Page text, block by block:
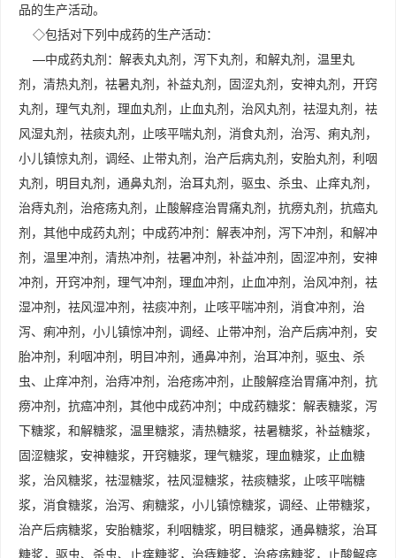
品的生产活动。
◇包括对下列中成药的生产活动：
—中成药丸剂：解表丸丸剂，泻下丸剂，和解丸剂，温里丸
剂，清热丸剂，祛暑丸剂，补益丸剂，固涩丸剂，安神丸剂，开窍
丸剂，理气丸剂，理血丸剂，止血丸剂，治风丸剂，祛湿丸剂，祛
风湿丸剂，祛痰丸剂，止咳平喘丸剂，消食丸剂，治泻、痢丸剂，
小儿镇惊丸剂，调经、止带丸剂，治产后病丸剂，安胎丸剂，利咽
丸剂，明目丸剂，通鼻丸剂，治耳丸剂，驱虫、杀虫、止痒丸剂，
治痔丸剂，治疮疡丸剂，止酸解痉治胃痛丸剂，抗痨丸剂，抗癌丸
剂，其他中成药丸剂；中成药冲剂：解表冲剂，泻下冲剂，和解冲
剂，温里冲剂，清热冲剂，祛暑冲剂，补益冲剂，固涩冲剂，安神
冲剂，开窍冲剂，理气冲剂，理血冲剂，止血冲剂，治风冲剂，祛
湿冲剂，祛风湿冲剂，祛痰冲剂，止咳平喘冲剂，消食冲剂，治
泻、痢冲剂，小儿镇惊冲剂，调经、止带冲剂，治产后病冲剂，安
胎冲剂，利咽冲剂，明目冲剂，通鼻冲剂，治耳冲剂，驱虫、杀
虫、止痒冲剂，治痔冲剂，治疮疡冲剂，止酸解痉治胃痛冲剂，抗
痨冲剂，抗癌冲剂，其他中成药冲剂；中成药糖浆：解表糖浆，泻
下糖浆，和解糖浆，温里糖浆，清热糖浆，祛暑糖浆，补益糖浆，
固涩糖浆，安神糖浆，开窍糖浆，理气糖浆，理血糖浆，止血糖
浆，治风糖浆，祛湿糖浆，祛风湿糖浆，祛痰糖浆，止咳平喘糖
浆，消食糖浆，治泻、痢糖浆，小儿镇惊糖浆，调经、止带糖浆，
治产后病糖浆，安胎糖浆，利咽糖浆，明目糖浆，通鼻糖浆，治耳
糖浆，驱虫、杀虫、止痒糖浆，治痔糖浆，治疮疡糖浆，止酸解痉